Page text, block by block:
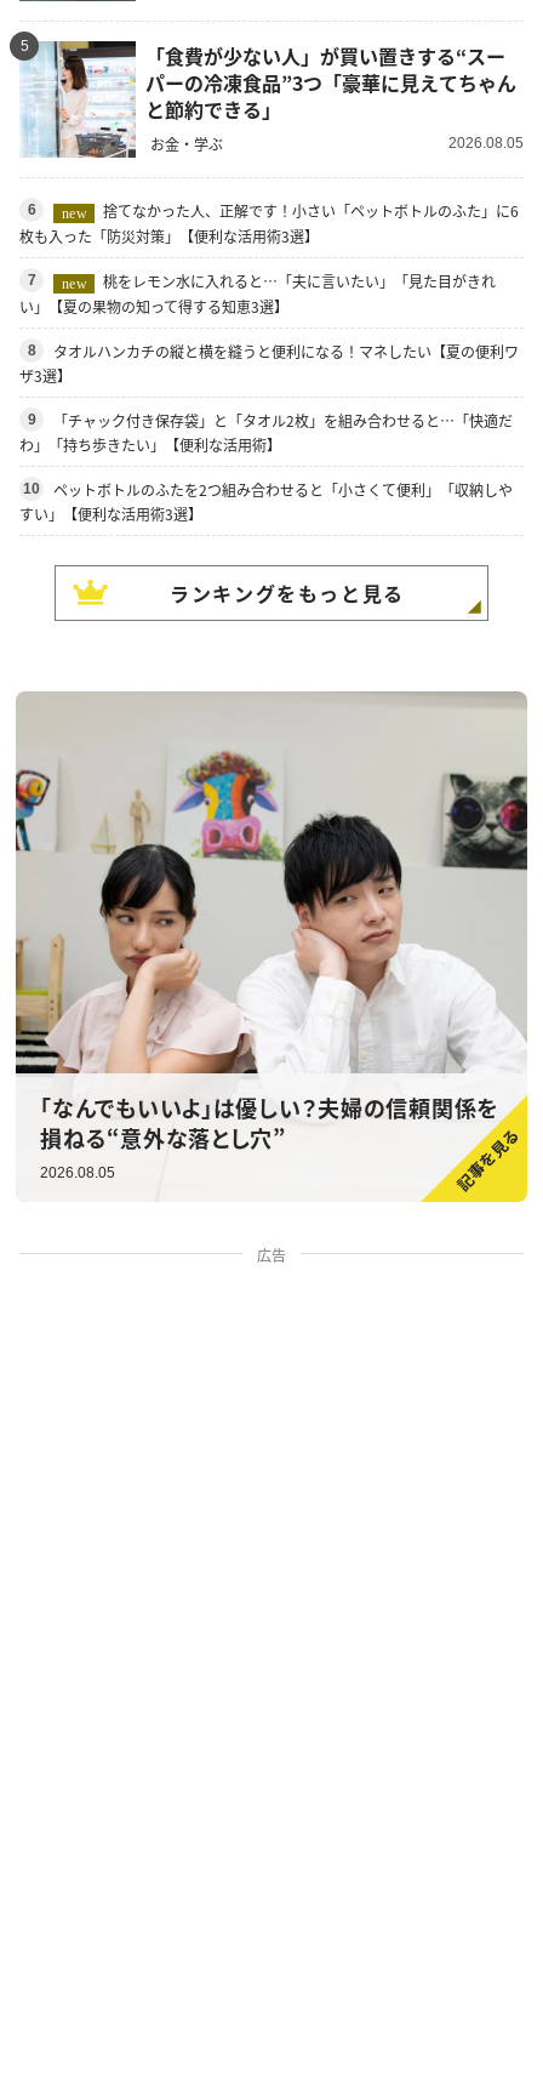
5
「食費が少ない人」が買い置きする“スー
パーの冷凍食品”3つ「豪華に見えてちゃん
と節約できる」
お金・学ぶ 2026.08.05
6 new
捨てなかった人、正解です！小さい「ペットボトルのふた」に6
枚も入った「防災対策」【便利な活用術3選】
7 new
桃をレモン水に入れると…「夫に言いたい」「見た目がきれ
い」【夏の果物の知って得する知恵3選】
8
タオルハンカチの縦と横を縫うと便利になる！マネしたい【夏の便利ワ
ザ3選】
9
「チャック付き保存袋」と「タオル2枚」を組み合わせると…「快適だ
わ」「持ち歩きたい」【便利な活用術】
10
ペットボトルのふたを2つ組み合わせると「小さくて便利」「収納しや
すい」【便利な活用術3選】
ランキングをもっと見る
「なんでもいいよ」は優しい？夫婦の信頼関係を
損ねる“意外な落とし穴”
2026.08.05
広告